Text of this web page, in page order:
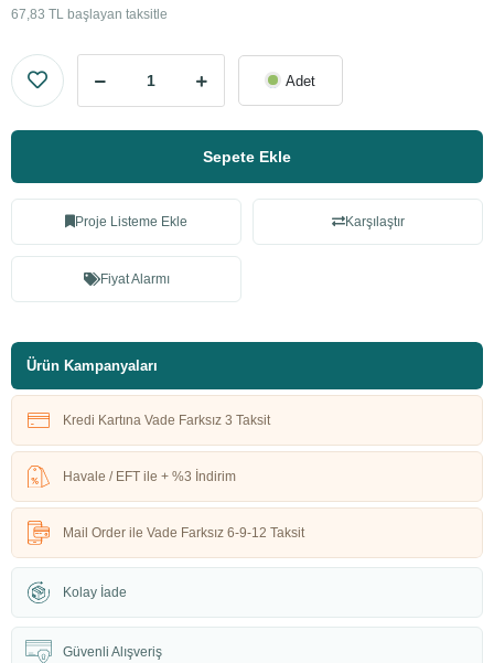
67,83 TL başlayan taksitle
Adet
Sepete Ekle
Proje Listeme Ekle Karşılaştır
Fiyat Alarmı
Ürün Kampanyaları
Kredi Kartına Vade Farksız 3 Taksit
Havale / EFT ile + %3 İndirim
Mail Order ile Vade Farksız 6-9-12 Taksit
Kolay İade
Güvenli Alışveriş